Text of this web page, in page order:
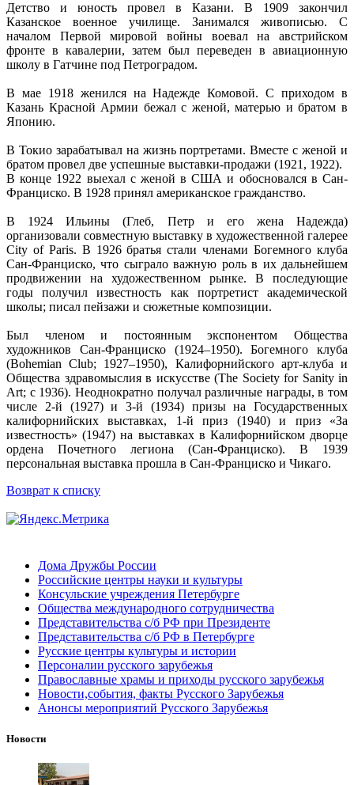
Детство и юность провел в Казани. В 1909 закончил
Казанское военное училище. Занимался живописью. С
началом Первой мировой войны воевал на австрийском
фронте в кавалерии, затем был переведен в авиационную
школу в Гатчине под Петроградом.
В мае 1918 женился на Надежде Комовой. С приходом в
Казань Красной Армии бежал с женой, матерью и братом в
Японию.
В Токио зарабатывал на жизнь портретами. Вместе с женой и
братом провел две успешные выставки-продажи (1921, 1922).
В конце 1922 выехал с женой в США и обосновался в Сан-
Франциско. В 1928 принял американское гражданство.
В 1924 Ильины (Глеб, Петр и его жена Надежда)
организовали совместную выставку в художественной галерее
City of Paris. В 1926 братья стали членами Богемного клуба
Сан-Франциско, что сыграло важную роль в их дальнейшем
продвижении на художественном рынке. В последующие
годы получил известность как портретист академической
школы; писал пейзажи и сюжетные композиции.
Был членом и постоянным экспонентом Общества
художников Сан-Франциско (1924–1950). Богемного клуба
(Bohemian Club; 1927–1950), Калифорнийского арт-клуба и
Общества здравомыслия в искусстве (The Society for Sanity in
Art; с 1936). Неоднократно получал различные награды, в том
числе 2-й (1927) и 3-й (1934) призы на Государственных
калифорнийских выставках, 1-й приз (1940) и приз «За
известность» (1947) на выставках в Калифорнийском дворце
ордена Почетного легиона (Сан-Франциско). В 1939
персональная выставка прошла в Сан-Франциско и Чикаго.
Возврат к списку
Дома Дружбы России
Российские центры науки и культуры
Консульские учреждения Петербурге
Общества международного сотрудничества
Представительства с/б РФ при Президенте
Представительства с/б РФ в Петербурге
Русские центры культуры и истории
Персоналии русского зарубежья
Православные храмы и приходы русского зарубежья
Новости,события, факты Русского Зарубежья
Анонсы мероприятий Русского Зарубежья
Новости